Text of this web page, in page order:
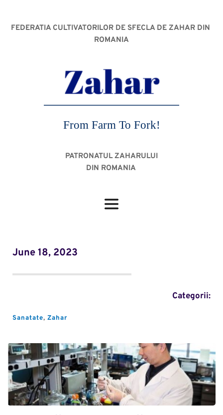
FEDERATIA CULTIVATORILOR DE SFECLA DE ZAHAR DIN
ROMANIA
From Farm To Fork!
PATRONATUL ZAHARULUI
DIN ROMANIA
June 18, 2023
Categorii:
Sanatate, Zahar